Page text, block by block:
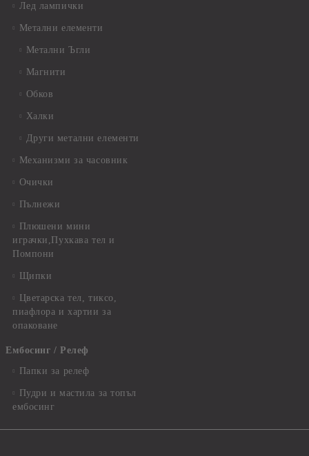
Лед лампички
Метални елементи
Метални Ъгли
Магнити
Обков
Халки
Други метални елементи
Механизми за часовник
Очички
Пълнежи
Плюшени мини
играчки,Пухкава тел и
Помпони
Щипки
Цветарска тел, тиксо,
пиафлора и хартии за
опаковане
Ембосинг / Релеф
Папки за релеф
Пудри и мастила за топъл
ембосинг